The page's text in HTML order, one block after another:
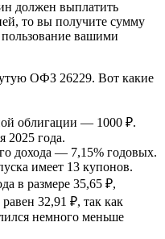
должен выплатить
то вы получите сумму
вашими
ОФЗ 26229. Вот какие
облигации — 1000 ₽.
2025 года.
дохода — 7,15% годовых.
имеет 13 купонов.
в размере 35,65 ₽,
32,91 ₽, так как
немного меньше